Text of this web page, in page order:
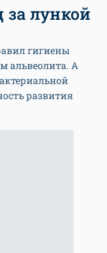
лункой
гигиены
альвеолита. А
развития